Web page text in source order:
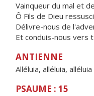
Vainqueur du mal et
Ô Fils de Dieu
Délivre-nous de
Et conduis-nous vers
ANTIENNE
Alléluia, alléluia, alléluia
PSAUME : 15